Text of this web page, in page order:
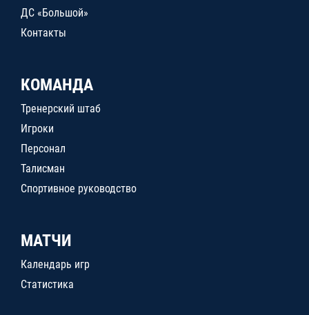
ДС «Большой»
Контакты
КОМАНДА
Тренерский штаб
Игроки
Персонал
Талисман
Спортивное руководство
МАТЧИ
Календарь игр
Статистика